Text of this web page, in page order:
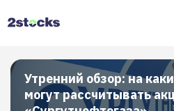
Утренний обзор: на
могут рассчитывать